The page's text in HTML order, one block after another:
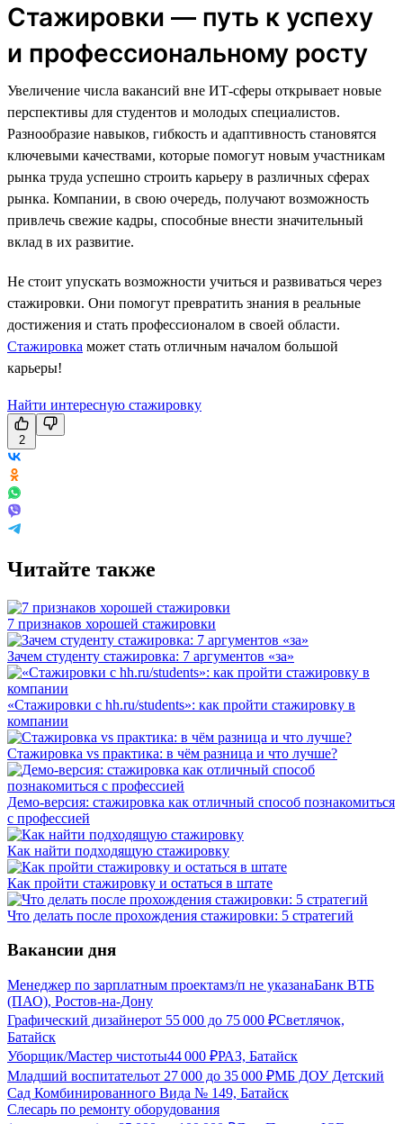
Стажировки — путь к успеху
и профессиональному росту
Увеличение числа вакансий вне ИТ-сферы открывает новые
перспективы для студентов и молодых специалистов.
Разнообразие навыков, гибкость и адаптивность становятся
ключевыми качествами, которые помогут новым участникам
рынка труда успешно строить карьеру в различных сферах
рынка. Компании, в свою очередь, получают возможность
привлечь свежие кадры, способные внести значительный
вклад в их развитие.
Не стоит упускать возможности учиться и развиваться через
стажировки. Они помогут превратить знания в реальные
достижения и стать профессионалом в своей области.
Стажировка может стать отличным началом большой
карьеры!
Найти интересную стажировку
2
Читайте также
7 признаков хорошей стажировки
Зачем студенту стажировка: 7 аргументов «за»
«Стажировки с hh.ru/students»: как пройти стажировку в
компании
Стажировка vs практика: в чём разница и что лучше?
Демо-версия: стажировка как отличный способ познакомиться
с профессией
Как найти подходящую стажировку
Как пройти стажировку и остаться в штате
Что делать после прохождения стажировки: 5 стратегий
Вакансии дня
Менеджер по зарплатным проектамз/п не указанаБанк ВТБ
(ПАО), Ростов-на-Дону
Графический дизайнерот 55 000 до 75 000 ₽Светлячок,
Батайск
Уборщик/Мастер чистоты44 000 ₽РАЗ, Батайск
Младший воспитательот 27 000 до 35 000 ₽МБ ДОУ Детский
Сад Комбинированного Вида № 149, Батайск
Слесарь по ремонту оборудования